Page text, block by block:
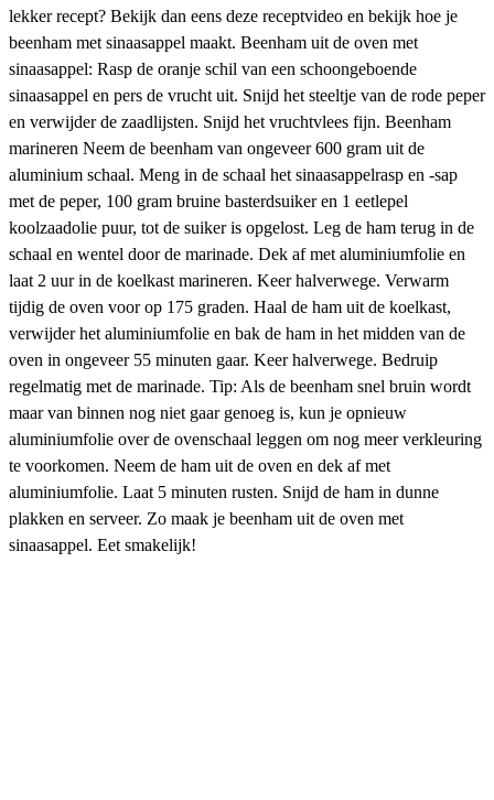
lekker recept? Bekijk dan eens deze receptvideo en bekijk hoe je
beenham met sinaasappel maakt. Beenham uit de oven met
sinaasappel: Rasp de oranje schil van een schoongeboende
sinaasappel en pers de vrucht uit. Snijd het steeltje van de rode peper
en verwijder de zaadlijsten. Snijd het vruchtvlees fijn. Beenham
marineren Neem de beenham van ongeveer 600 gram uit de
aluminium schaal. Meng in de schaal het sinaasappelrasp en -sap
met de peper, 100 gram bruine basterdsuiker en 1 eetlepel
koolzaadolie puur, tot de suiker is opgelost. Leg de ham terug in de
schaal en wentel door de marinade. Dek af met aluminiumfolie en
laat 2 uur in de koelkast marineren. Keer halverwege. Verwarm
tijdig de oven voor op 175 graden. Haal de ham uit de koelkast,
verwijder het aluminiumfolie en bak de ham in het midden van de
oven in ongeveer 55 minuten gaar. Keer halverwege. Bedruip
regelmatig met de marinade. Tip: Als de beenham snel bruin wordt
maar van binnen nog niet gaar genoeg is, kun je opnieuw
aluminiumfolie over de ovenschaal leggen om nog meer verkleuring
te voorkomen. Neem de ham uit de oven en dek af met
aluminiumfolie. Laat 5 minuten rusten. Snijd de ham in dunne
plakken en serveer. Zo maak je beenham uit de oven met
sinaasappel. Eet smakelijk!